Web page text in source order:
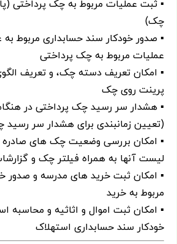
▪ ثبت عملیات مربوط به چک
چک)
▪ صدور خودکار سند حسابداری مربوط
عملیات مربوط به چک پرداختی
▪ امکان تعریف دسته چک، و تعریف
پرینت روی چک
▪ هشدار سر رسید چک پرداختی در هنگام
(تعیین زمانبندی برای هشدار سر رسید
▪ امکان بررسی وضعیت چک های صادره
لیست آنها به همراه فیلتر چک و
▪ امکان ثبت خرید های مدرسه و صدور
مربوط به خرید
▪ امکان ثبت اموال و اثاثیه و محاسبه
خودکار سند حسابداری استهلاک